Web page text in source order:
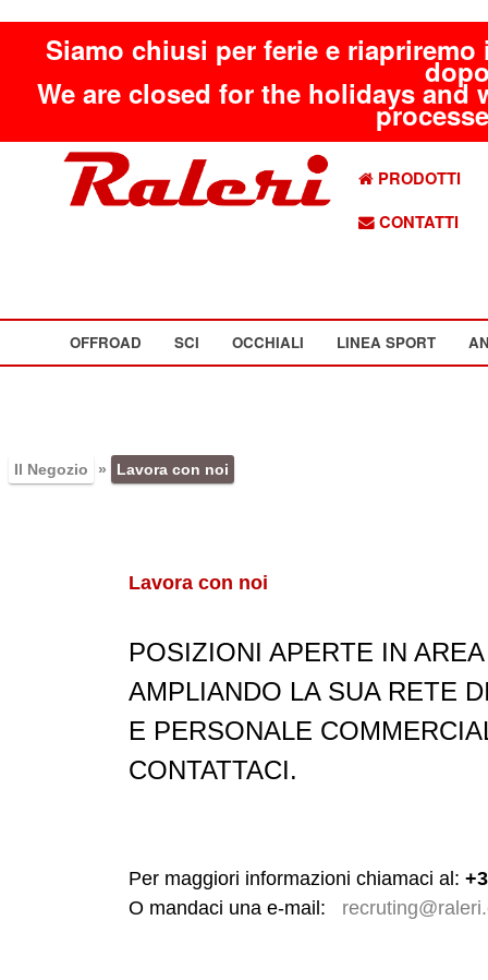
Siamo chiusi per ferie e
We are closed for the holidays
PRODOTTI
CONTATTI
OFFROAD SCI OCCHIALI LINEA SPORT
Il Negozio » Lavora con noi
Lavora con noi
POSIZIONI APERTE IN
AMPLIANDO LA SUA RETE
E PERSONALE
CONTATTACI.
Per maggiori informazioni chiamaci al:
O mandaci una e-mail: